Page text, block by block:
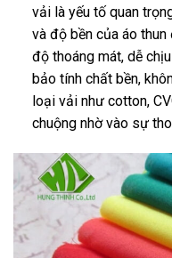
vải là yếu tố quan
và độ bền của áo
độ thoáng mát, dễ
bảo tính chất bền,
loại vải như cotton,
chuộng nhờ vào sự